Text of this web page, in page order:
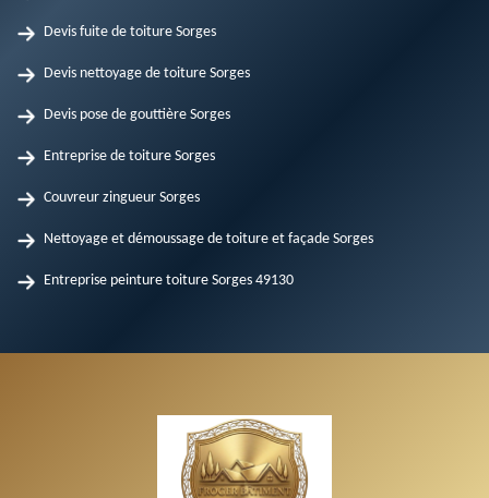
Devis fuite de toiture Sorges
Devis nettoyage de toiture Sorges
Devis pose de gouttière Sorges
Entreprise de toiture Sorges
Couvreur zingueur Sorges
Nettoyage et démoussage de toiture et façade Sorges
Entreprise peinture toiture Sorges 49130